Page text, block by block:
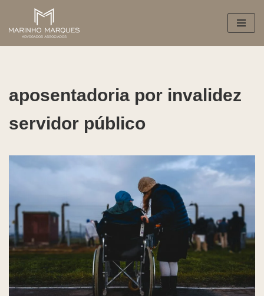
Pular
para
aposentadoria por invalidez
servidor público